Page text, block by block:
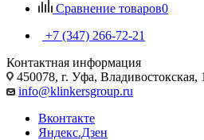
Сравнение товаров0
+7 (347) 266-72-21
Контактная информация
450078, г. Уфа, Владивостокская,
info@klinkersgroup.ru
Вконтакте
Яндекс.Дзен